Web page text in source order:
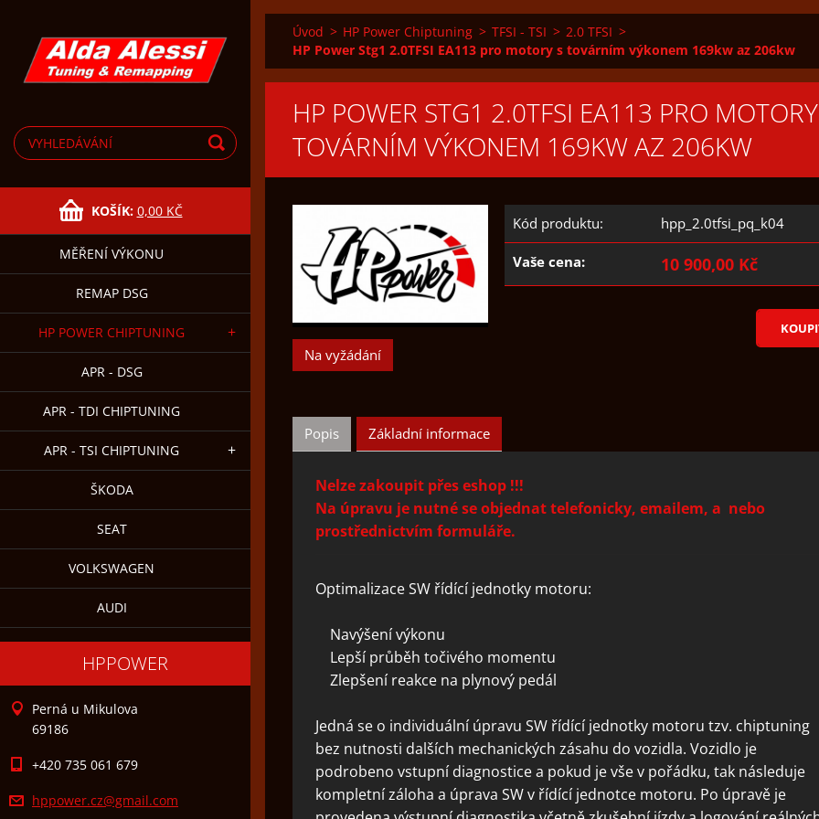
KOŠÍK: 0,00 KČ
MĚŘENÍ VÝKONU
REMAP DSG
HP POWER CHIPTUNING
APR - DSG
APR - TDI CHIPTUNING
APR - TSI CHIPTUNING
ŠKODA
SEAT
VOLKSWAGEN
AUDI
HPPOWER
Perná u Mikulova
69186
+420 735 061 679
hppower.cz@gmail.com
Úvod > HP Power Chiptuning > TFSI - TSI > 2.0 TFSI >
HP Power Stg1 2.0TFSI EA113 pro motory s továrním výkonem 169kw az 206kw
HP POWER STG1 2.0TFSI EA113 PRO
TOVÁRNÍM VÝKONEM 169KW AZ 206KW
Na vyžádání
Kód produktu: hpp_2.0tfsi_pq_k04
Vaše cena: 10 900,00 Kč
Popis Základní informace
Nelze zakoupit přes eshop !!!
Na úpravu je nutné se objednat telefonicky, emailem, a nebo
prostřednictvím formuláře.
Optimalizace SW řídící jednotky motoru:
Navýšení výkonu
Lepší průběh točivého momentu
Zlepšení reakce na plynový pedál
Jedná se o individuální úpravu SW řídící jednotky motoru tzv. chiptuning
bez nutnosti dalších mechanických zásahu do vozidla. Vozidlo je
podrobeno vstupní diagnostice a pokud je vše v pořádku, tak následuje
kompletní záloha a úprava SW v řídící jednotce motoru. Po úpravě je